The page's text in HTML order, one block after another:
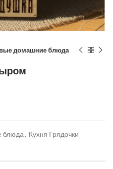
домашние блюда
блюда, Кухня Грядочки